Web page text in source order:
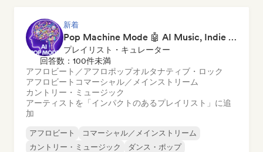
新着
Pop Machine Mode 🤖 AI Music, Indie Pop & Dream Pop
プレイリスト・キュレーター
回答数：100件未満
アフロビート／アフロポップオルタナティブ・ロック
アフロビート コマーシャル／メインストリーム
カントリー・ミュージック
アーティストを「インパクトのあるプレイリスト」に追
加
アフロビート
コマーシャル／メインストリーム
カントリー・ミュージック
ダンス・ポップ